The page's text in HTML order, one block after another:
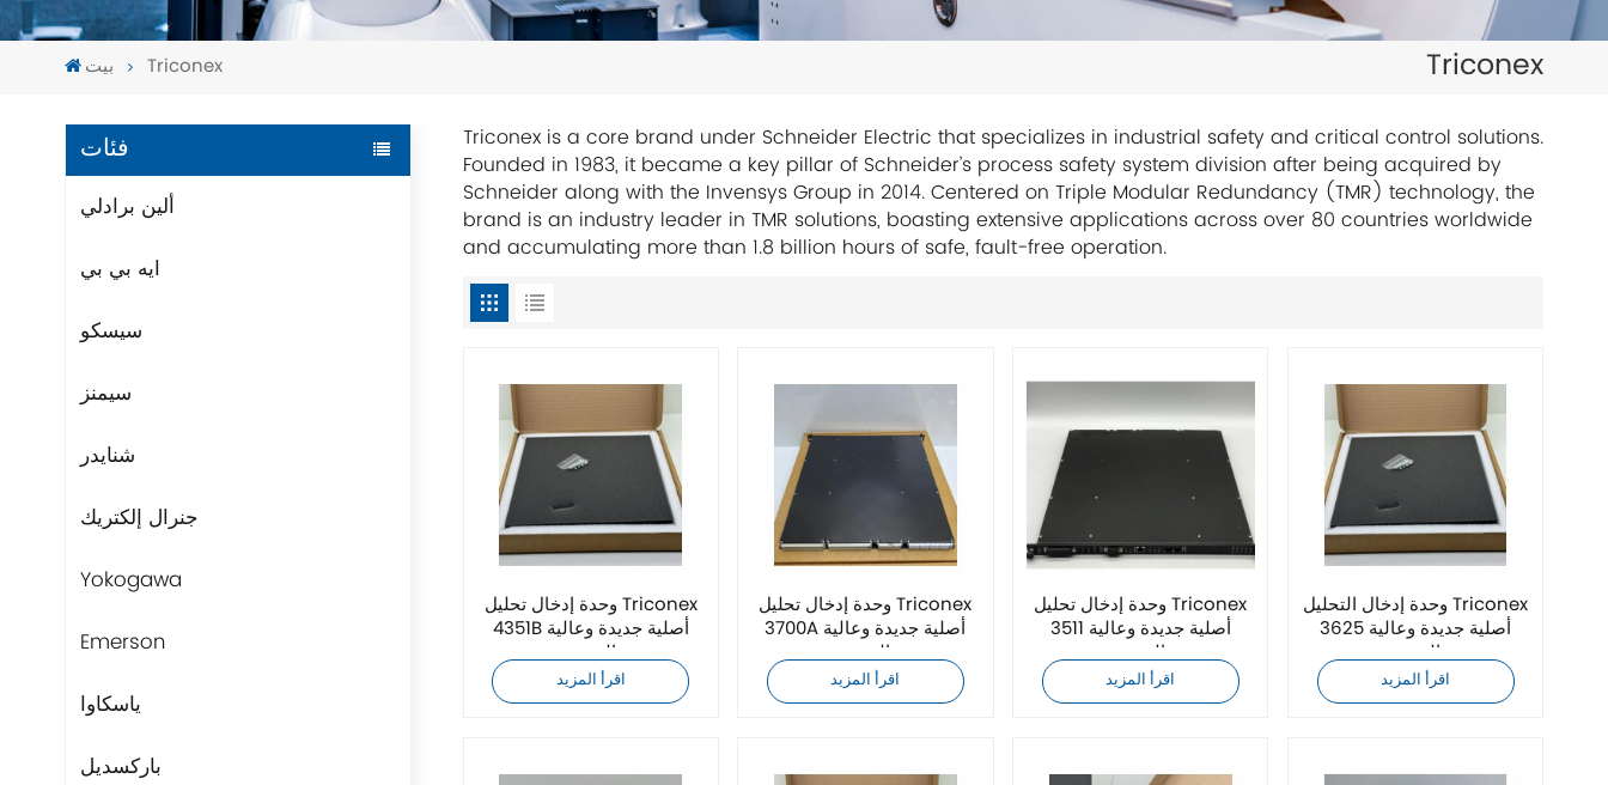
한국의
ไทย
Tiếng Việt
中文
بيت Triconex Triconex
فئات
ألين برادلي
ايه بي بي
سيسكو
سيمنز
شنايدر
جنرال إلكتريك
Yokogawa
Emerson
ياسكاوا
باركسديل
Triconex is a core brand under Schneider Electric that specializes in industrial safety and critical control solutions.
Founded in 1983, it became a key pillar of Schneider’s process safety system division after being acquired by
Schneider along with the Invensys Group in 2014. Centered on Triple Modular Redundancy (TMR) technology, the
brand is an industry leader in TMR solutions, boasting extensive applications across over 80 countries worldwide
and accumulating more than 1.8 billion hours of safe, fault-free operation.
وحدة إدخال تحليل Triconex
4351B أصلية جديدة وعالية
الجودة
اقرأ المزيد
وحدة إدخال تحليل Triconex
3700A أصلية جديدة وعالية
الجودة
اقرأ المزيد
وحدة إدخال تحليل Triconex
3511 أصلية جديدة وعالية
الجودة
اقرأ المزيد
وحدة إدخال التحليل Triconex
3625 أصلية جديدة وعالية
الجودة
اقرأ المزيد